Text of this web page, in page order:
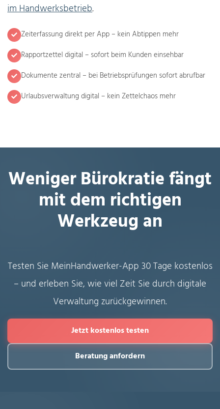
im Handwerksbetrieb.
Zeiterfassung direkt per App – kein Abtippen mehr
Rapportzettel digital – sofort beim Kunden einsehbar
Dokumente zentral – bei Betriebsprüfungen sofort abrufbar
Urlaubsverwaltung digital – kein Zettelchaos mehr
Weniger Bürokratie fängt
mit dem richtigen
Werkzeug an
Testen Sie MeinHandwerker-App 30 Tage kostenlos
– und erleben Sie, wie viel Zeit Sie durch digitale
Verwaltung zurückgewinnen.
Jetzt kostenlos testen
Beratung anfordern